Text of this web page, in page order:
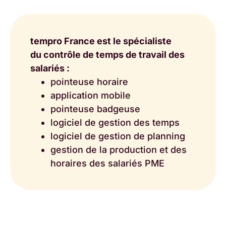
tempro France est le spécialiste
du contrôle de temps de travail des
salariés :
pointeuse horaire
application mobile
pointeuse badgeuse
logiciel de gestion des temps
logiciel de gestion de planning
gestion de la production et des
horaires des salariés PME